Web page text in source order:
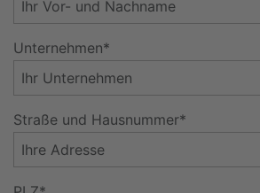
Unternehmen*
Straße und Hausnummer*